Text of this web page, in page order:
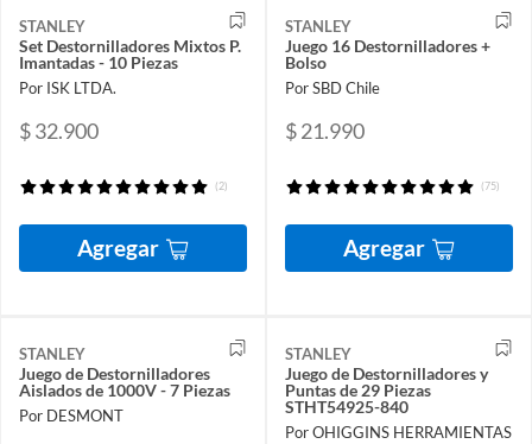
STANLEY
Set Destornilladores Mixtos P.
Imantadas - 10 Piezas
Por ISK LTDA.
$ 32.900
(2)
Agregar
STANLEY
Juego 16 Destornilladores +
Bolso
Por SBD Chile
$ 21.990
(75)
Agregar
STANLEY
Juego de Destornilladores
Aislados de 1000V - 7 Piezas
Por DESMONT
STANLEY
Juego de Destornilladores y
Puntas de 29 Piezas
STHT54925-840
Por OHIGGINS HERRAMIENTAS